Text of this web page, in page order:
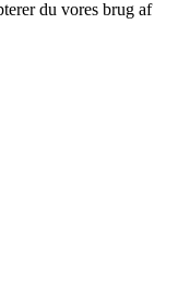
du vores brug af